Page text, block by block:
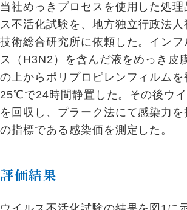
当社めっきプロセスを使用した処
ス不活化試験を、地方独立行政法
技術総合研究所に依頼した。イン
ス（H3N2）を含んだ液をめっき皮
の上からポリプロピレンフィルムを
25℃で24時間静置した。その後ウ
を回収し、プラーク法にて感染力
の指標である感染価を測定した。
評価結果